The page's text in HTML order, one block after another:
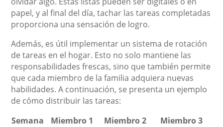
papel, y al final del día, tachar las tareas completadas
proporciona una sensación de logro.
Además, es útil implementar un sistema de rotación
de tareas en el hogar. Esto no solo mantiene las
responsabilidades frescas, sino que también permite
que cada miembro de la familia adquiera nuevas
habilidades. A continuación, se presenta un ejemplo
de cómo distribuir las tareas:
Semana
Miembro 1 Miembro 2
Miembro 3